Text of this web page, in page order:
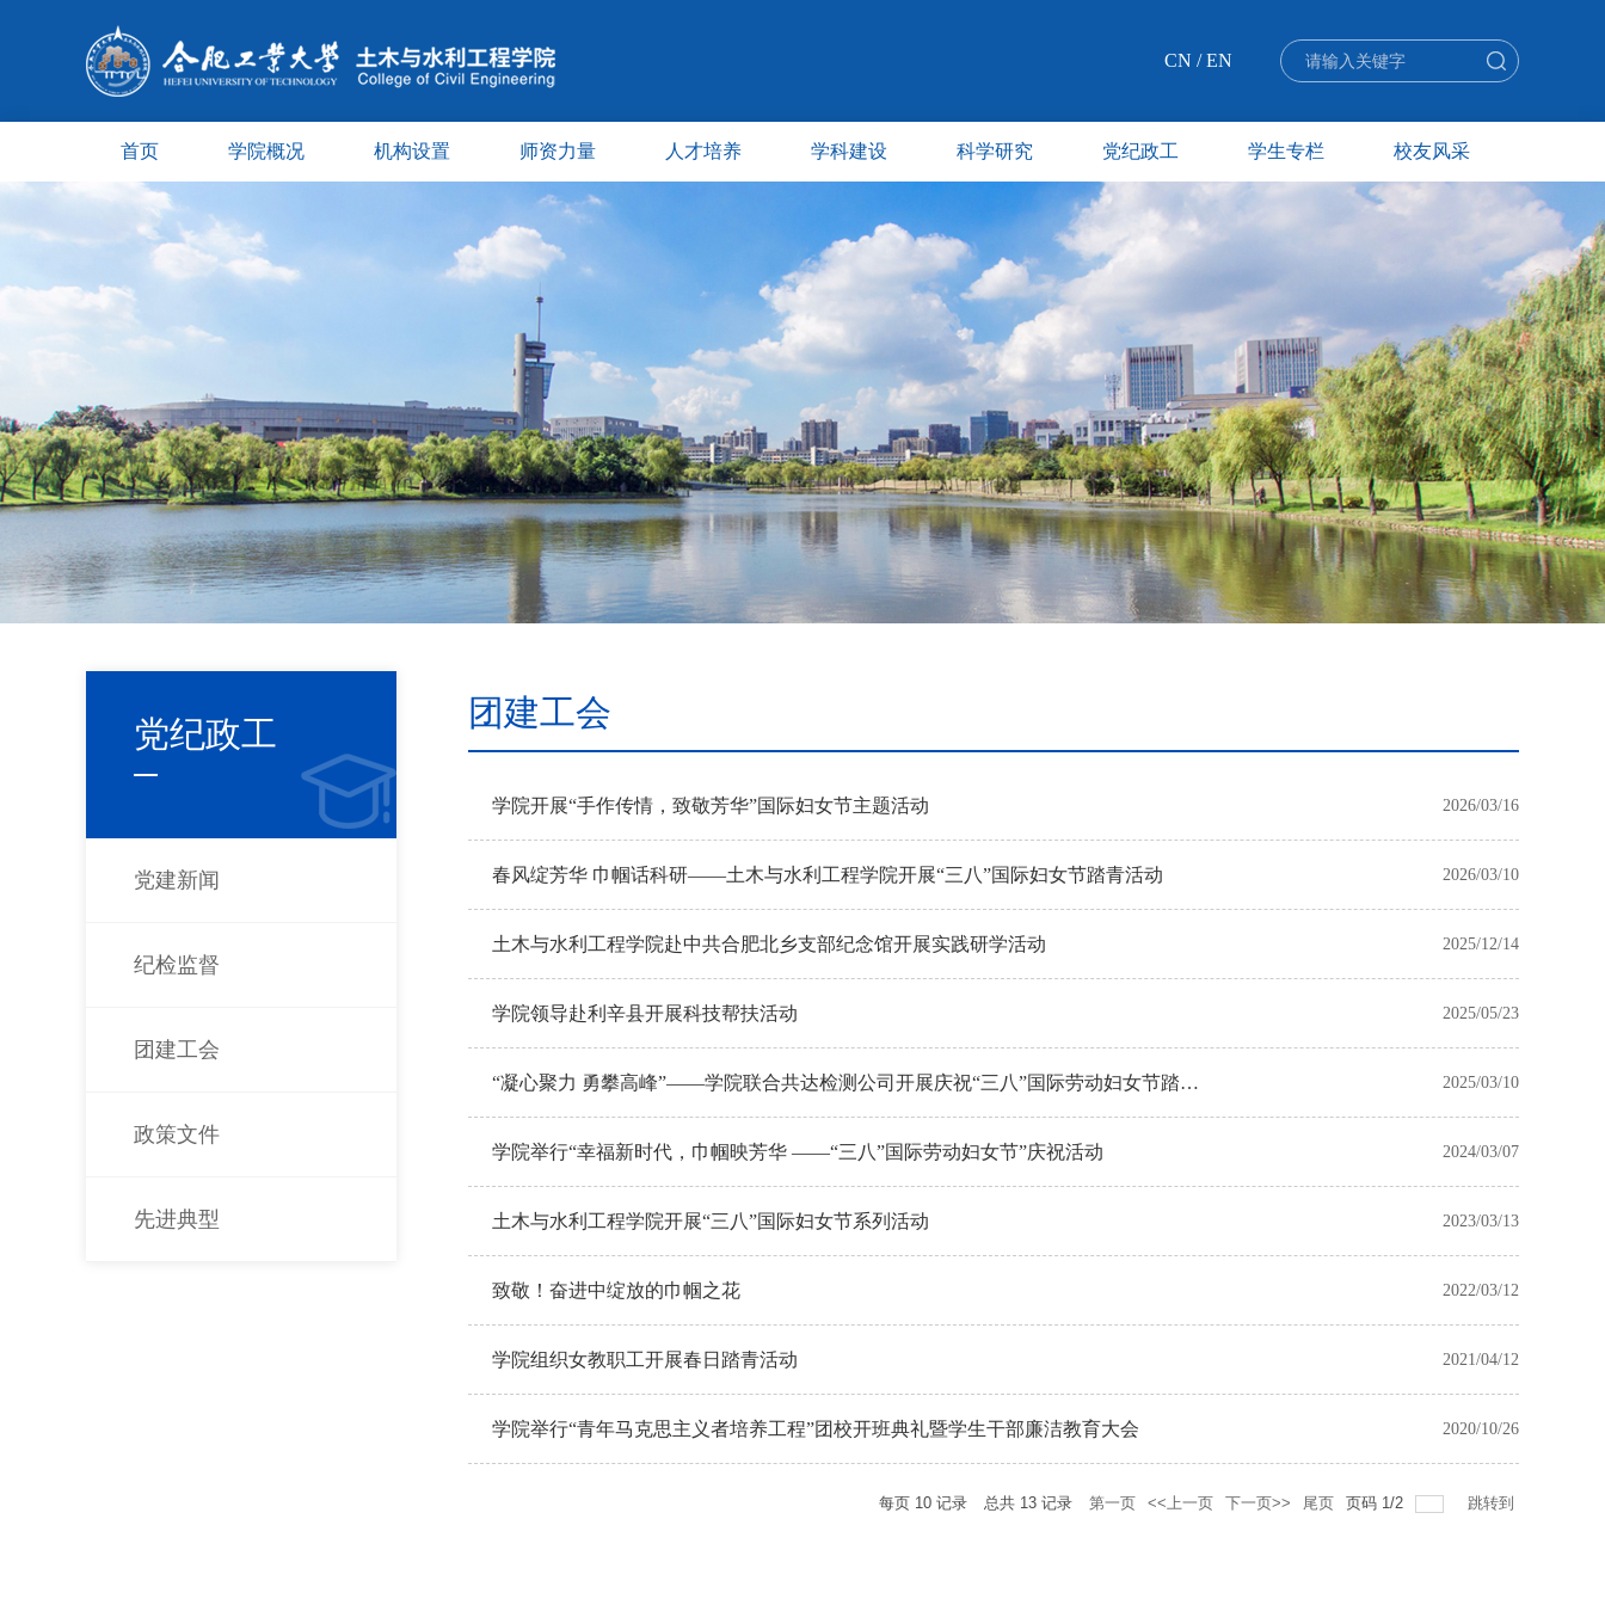
CN /EN
首页 学院概况 机构设置 师资力量 人才培养 学科建设 科学研究 党纪政工 学生专栏 校友风采
党纪政工
党建新闻
纪检监督
团建工会
政策文件
先进典型
团建工会
学院开展“手作传情，致敬芳华”国际妇女节主题活动 2026/03/16
春风绽芳华 巾帼话科研——土木与水利工程学院开展“三八”国际妇女节踏青活动 2026/03/10
土木与水利工程学院赴中共合肥北乡支部纪念馆开展实践研学活动 2025/12/14
学院领导赴利辛县开展科技帮扶活动 2025/05/23
“凝心聚力 勇攀高峰”——学院联合共达检测公司开展庆祝“三八”国际劳动妇女节踏青
登山活动
2025/03/10
学院举行“幸福新时代，巾帼映芳华 ——“三八”国际劳动妇女节”庆祝活动 2024/03/07
土木与水利工程学院开展“三八”国际妇女节系列活动 2023/03/13
致敬！奋进中绽放的巾帼之花 2022/03/12
学院组织女教职工开展春日踏青活动 2021/04/12
学院举行“青年马克思主义者培养工程”团校开班典礼暨学生干部廉洁教育大会 2020/10/26
每页 10 记录 总共 13 记录 第一页 <<上一页 下一页>> 尾页 页码 1/2 跳转到